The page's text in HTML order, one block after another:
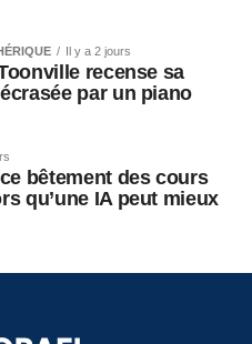
Il y a 2 jours
recense sa
par un piano
bêtement des cours
qu’une IA peut mieux